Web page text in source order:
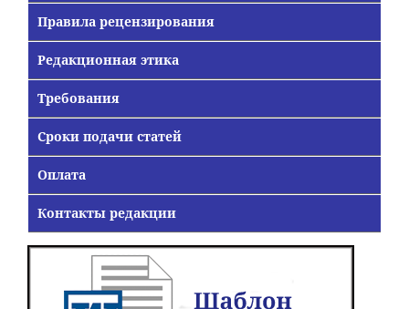
Правила рецензирования
Редакционная этика
Требования
Сроки подачи статей
Оплата
Контакты редакции